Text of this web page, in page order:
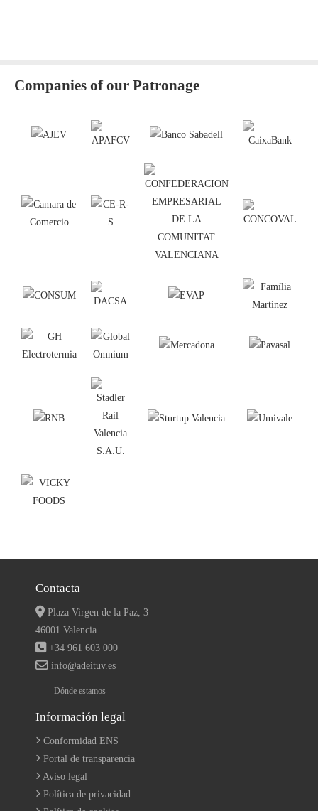
Companies of our Patronage
Contacta
Plaza Virgen de la Paz, 3
46001 Valencia
+34 961 603 000
info@adeituv.es
Dónde estamos
Información legal
Conformidad ENS
Portal de transparencia
Aviso legal
Política de privacidad